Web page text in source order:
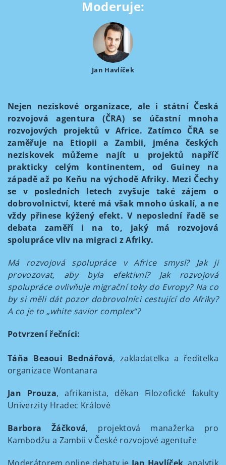
Moderuje:
Jan Havlíček
Nejen neziskové organizace, ale i státní Česká
rozvojová agentura (ČRA) se účastní mnoha
rozvojových projektů v Africe. Zatímco ČRA se
zaměřuje na Etiopii a Zambii, jména českých
neziskovek můžeme najít u projektů napříč
prakticky celým kontinentem, od Guiney na
západě až po Keňu na východě Afriky. Mezi Čechy
se v posledních letech zvyšuje také zájem o
dobrovolnictví, které má však mnoho úskalí, a ne
vždy přinese kýžený efekt. V neposlední řadě se
debata zaměří i na to, jaký má rozvojová
spolupráce vliv na migraci z Afriky.
Má rozvojová spolupráce v Africe smysl? Jak ji
provozovat, aby byla efektivní? Jak rozvojová
spolupráce ovlivňuje migrační toky do Evropy? Na co
by si měli dát pozor dobrovolníci cestující do Afriky?
A co je to „white savior complex“?
Potvrzení řečníci:
Táňa Beaoui Bednářová, zakladatelka a ředitelka
organizace Wontanara
Jan Prouza, afrikanista, děkan Filozofické fakulty
Univerzity Hradec Králové
Barbora Žáčková, projektová manažerka pro
Kambodžu a Zambii v České rozvojové agentuře